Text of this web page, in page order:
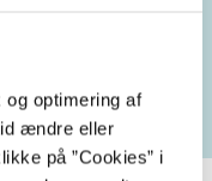
optimering af
ændre eller
på ”Cookies” i